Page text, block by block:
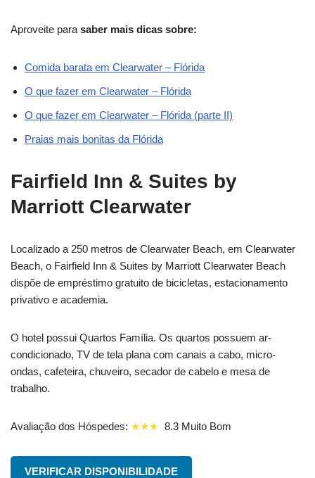
Aproveite para saber mais dicas sobre:
Comida barata em Clearwater – Flórida
O que fazer em Clearwater – Flórida
O que fazer em Clearwater – Flórida (parte II)
Praias mais bonitas da Flórida
Fairfield Inn & Suites by
Marriott Clearwater
Localizado a 250 metros de Clearwater Beach, em Clearwater
Beach, o Fairfield Inn & Suites by Marriott Clearwater Beach
dispõe de empréstimo gratuito de bicicletas, estacionamento
privativo e academia.
O hotel possui Quartos Família. Os quartos possuem ar-
condicionado, TV de tela plana com canais a cabo, micro-
ondas, cafeteira, chuveiro, secador de cabelo e mesa de
trabalho.
Avaliação dos Hóspedes: ★★★ 8.3 Muito Bom
VERIFICAR DISPONIBILIDADE